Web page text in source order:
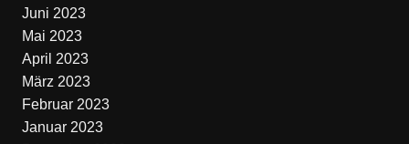
Juni 2023
Mai 2023
April 2023
März 2023
Februar 2023
Januar 2023